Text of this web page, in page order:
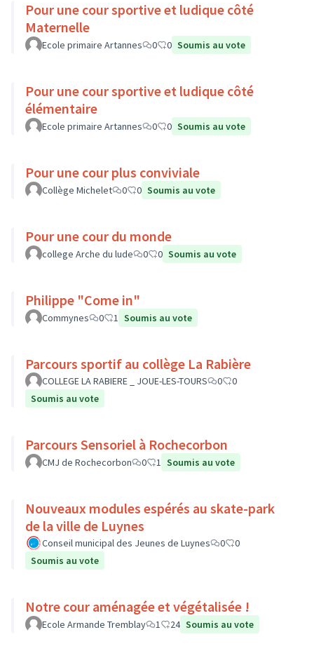
Pour une cour sportive et ludique côté
Maternelle
Ecole primaire Artannes 0 0 Soumis au vote
Pour une cour sportive et ludique côté
élémentaire
Ecole primaire Artannes 0 0 Soumis au vote
Pour une cour plus conviviale
Collège Michelet 0 0 Soumis au vote
Pour une cour du monde
college Arche du lude 0 0 Soumis au vote
Philippe "Come in"
Commynes 0 1 Soumis au vote
Parcours sportif au collège La Rabière
COLLEGE LA RABIERE _ JOUE-LES-TOURS 0
0
Soumis au vote
Parcours Sensoriel à Rochecorbon
CMJ de Rochecorbon 0 1 Soumis au vote
Nouveaux modules espérés au skate-park
de la ville de Luynes
Conseil municipal des Jeunes de Luynes 0
0
Soumis au vote
Notre cour aménagée et végétalisée !
Ecole Armande Tremblay 1 24 Soumis au vote